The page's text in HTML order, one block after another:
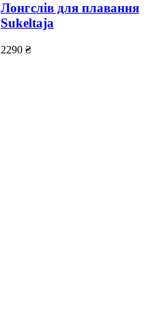
Лонгслів для плавання
Sukeltaja
2290 ₴